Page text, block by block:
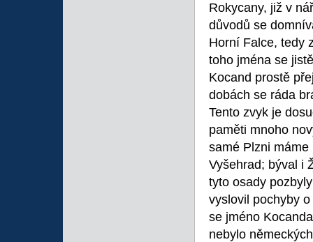
Rokycany, již v
důvodů se
Horní Falce, tedy
toho jména se
Kocand prostě
dobách se ráda
Tento zvyk je
paměti mnoho
samé Plzni
Vyšehrad; býval i
tyto osady
vyslovil pochyby
se jméno
nebylo